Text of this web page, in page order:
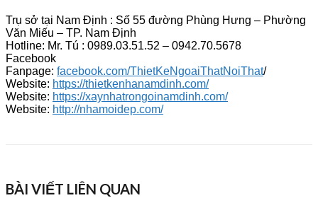
Trụ sở tại Nam Định : Số 55 đường Phùng Hưng – Phường
Văn Miếu – TP. Nam Định
Hotline: Mr. Tú : 0989.03.51.52 – 0942.70.5678
Facebook
Fanpage: facebook.com/ThietKeNgoaiThatNoiThat/
Website: https://thietkenhanamdinh.com/
Website: https://xaynhatrongoinamdinh.com/
Website: http://nhamoidep.com/
BÀI VIẾT LIÊN QUAN